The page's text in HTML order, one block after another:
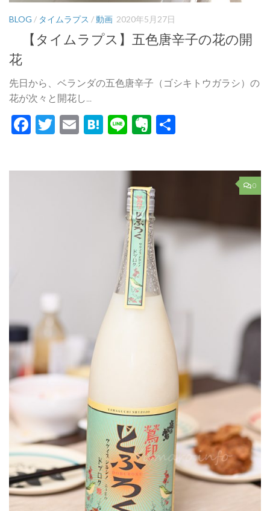
BLOG / タイムラプス /動画 2020年5月27日
【タイムラプス】五色唐辛子の花の開
花
先日から、ベランダの五色唐辛子（ゴシキトウガラシ）の
花が次々と開花し...
Facebook
Twitter
EmailHatena
LineEvernote
0